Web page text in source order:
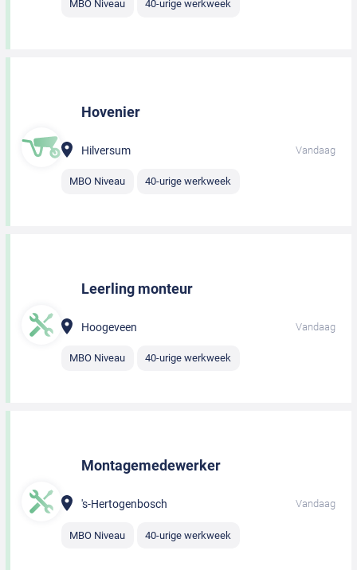
MBO Niveau 40-urige werkweek
Hovenier
Hilversum Vandaag
MBO Niveau 40-urige werkweek
Leerling monteur
Hoogeveen Vandaag
MBO Niveau 40-urige werkweek
Montagemedewerker
's-Hertogenbosch Vandaag
MBO Niveau 40-urige werkweek